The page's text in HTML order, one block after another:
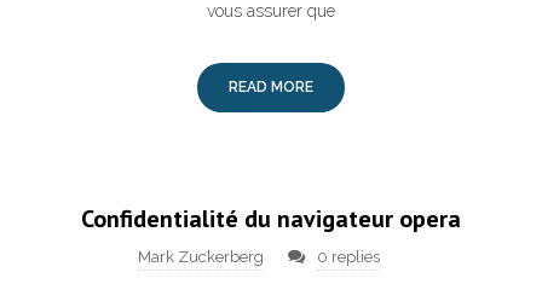
vous assurer que
READ MORE
Confidentialité du navigateur opera
Mark Zuckerberg 0 replies